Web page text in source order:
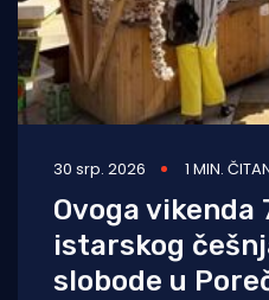
30 srp. 2026 1 MIN.
Ovoga vikenda
istarskog
slobode u